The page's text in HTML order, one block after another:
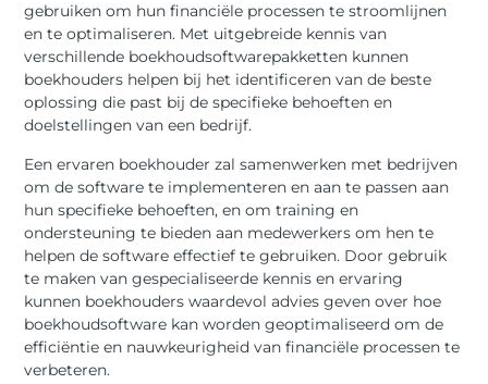
gebruiken om hun financiële processen te stroomlijnen
en te optimaliseren. Met uitgebreide kennis van
verschillende boekhoudsoftwarepakketten kunnen
boekhouders helpen bij het identificeren van de beste
oplossing die past bij de specifieke behoeften en
doelstellingen van een bedrijf.
Een ervaren boekhouder zal samenwerken met bedrijven
om de software te implementeren en aan te passen aan
hun specifieke behoeften, en om training en
ondersteuning te bieden aan medewerkers om hen te
helpen de software effectief te gebruiken. Door gebruik
te maken van gespecialiseerde kennis en ervaring
kunnen boekhouders waardevol advies geven over hoe
boekhoudsoftware kan worden geoptimaliseerd om de
efficiëntie en nauwkeurigheid van financiële processen te
verbeteren.